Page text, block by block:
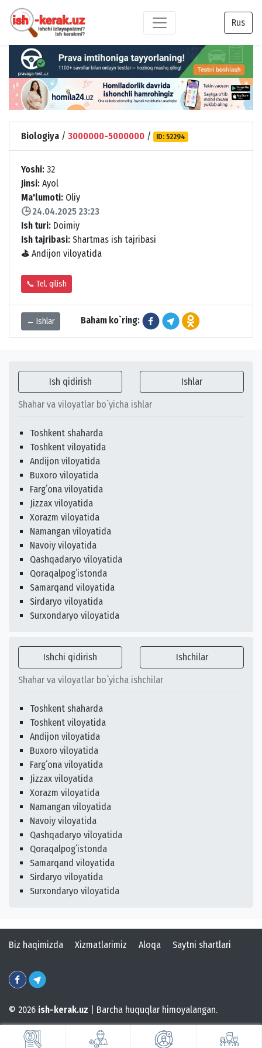
Rus
Biologiya / 3000000-5000000 / ID: 52294
Yoshi: 32
Jinsi: Ayol
Ma'lumoti: Oliy
🕒 24.04.2025 23:23
Ish turi: Doimiy
Ish tajribasi: Shartmas ish tajribasi
⛳ Andijon viloyatida
📞 Tel. qilish
← Ishlar Baham ko`ring:
Ish qidirish Ishlar
Shahar va viloyatlar bo`yicha ishlar
Toshkent shaharda
Toshkent viloyatida
Andijon viloyatida
Buxoro viloyatida
Fargʻona viloyatida
Jizzax viloyatida
Xorazm viloyatida
Namangan viloyatida
Navoiy viloyatida
Qashqadaryo viloyatida
Qoraqalpogʻistonda
Samarqand viloyatida
Sirdaryo viloyatida
Surxondaryo viloyatida
Ishchi qidirish Ishchilar
Shahar va viloyatlar bo`yicha ishchilar
Toshkent shaharda
Toshkent viloyatida
Andijon viloyatida
Buxoro viloyatida
Fargʻona viloyatida
Jizzax viloyatida
Xorazm viloyatida
Namangan viloyatida
Navoiy viloyatida
Qashqadaryo viloyatida
Qoraqalpogʻistonda
Samarqand viloyatida
Sirdaryo viloyatida
Surxondaryo viloyatida
Biz haqimizda Xizmatlarimiz Aloqa Saytni shartlari
© 2026 ish-kerak.uz | Barcha huquqlar himoyalangan.